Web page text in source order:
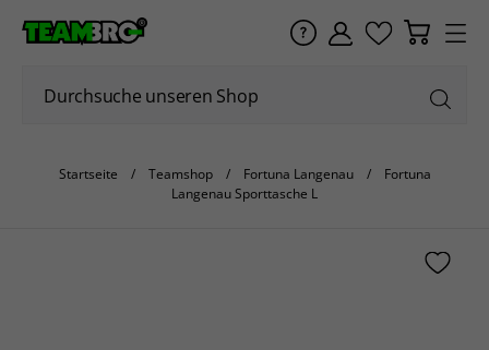
Startseite Teamshop Fortuna Langenau
Fortuna
Langenau Sporttasche L